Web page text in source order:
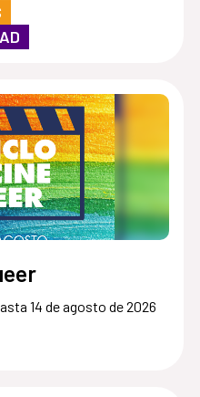
14 de agosto de 2026